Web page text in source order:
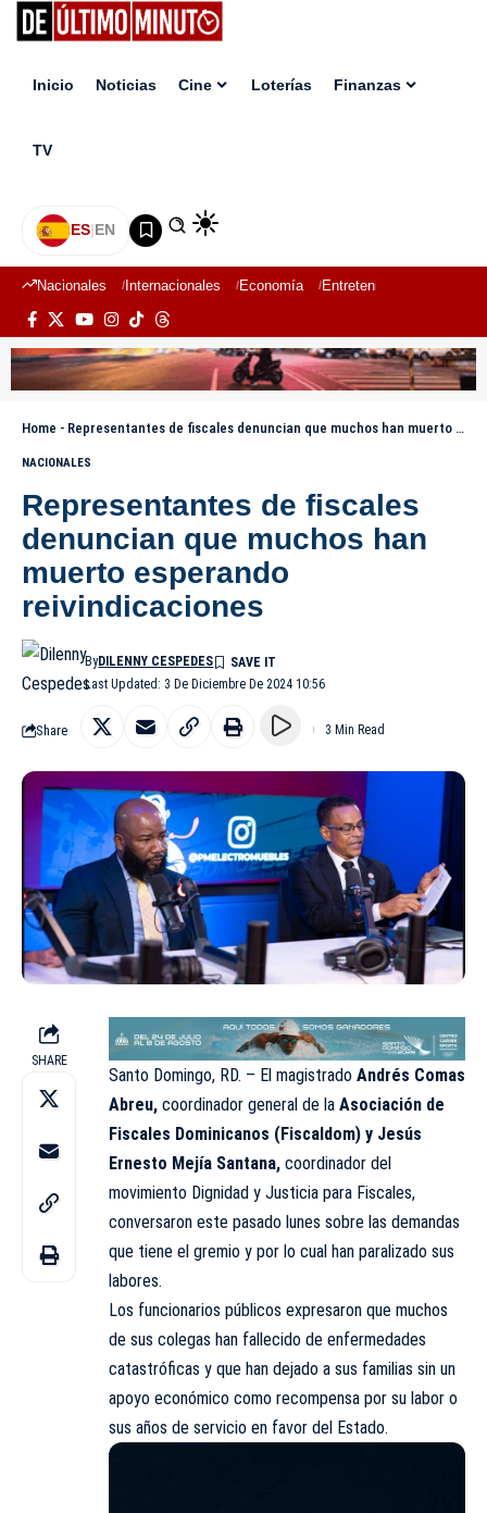
Inicio Noticias Cine Loterías Finanzas
TV
ES|EN
Nacionales Internacionales Economía Entretenimiento
Home - Representantes de fiscales denuncian que muchos han muerto esperando reivindicaciones
NACIONALES
Representantes de fiscales
denuncian que muchos han
muerto esperando
reivindicaciones
Last Updated: 3 De Diciembre De 2024 10:56
ByDILENNY CESPEDES
Share 3 Min Read
SHARE
Santo Domingo, RD. – El magistrado Andrés Comas
Abreu, coordinador general de la Asociación de
Fiscales Dominicanos (Fiscaldom) y Jesús
Ernesto Mejía Santana, coordinador del
movimiento Dignidad y Justicia para Fiscales,
conversaron este pasado lunes sobre las demandas
que tiene el gremio y por lo cual han paralizado sus
labores.
Los funcionarios públicos expresaron que muchos
de sus colegas han fallecido de enfermedades
catastróficas y que han dejado a sus familias sin un
apoyo económico como recompensa por su labor o
sus años de servicio en favor del Estado.